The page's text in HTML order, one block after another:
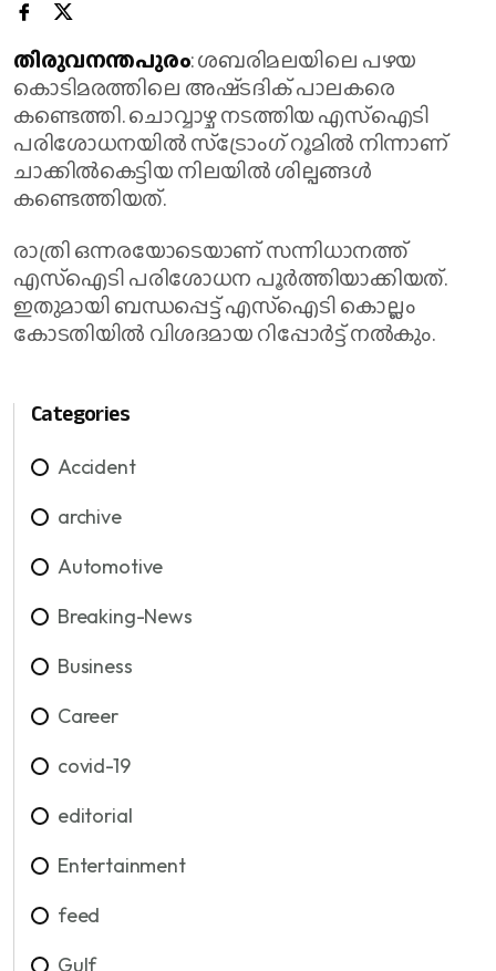
തിരുവനന്തപുരം: ശബരിമലയിലെ പഴയ
കൊടിമരത്തിലെ അഷ്‌ടദിക് പാലകരെ
കണ്ടെത്തി. ചൊവ്വാഴ്ച നടത്തിയ എസ്ഐടി
പരിശോധനയിൽ സ്ട്രോംഗ് റൂമിൽ നിന്നാണ്
ചാക്കിൽകെട്ടിയ നിലയിൽ ശില്പങ്ങൾ
കണ്ടെത്തിയത്.
രാത്രി ഒന്നരയോടെയാണ് സന്നിധാനത്ത്
എസ്ഐടി പരിശോധന പൂർത്തിയാക്കിയത്.
ഇതുമായി ബന്ധപ്പെട്ട് എസ്ഐടി കൊല്ലം
കോടതിയിൽ വിശദമായ റിപ്പോർട്ട് നൽകും.
Categories
Accident
archive
Automotive
Breaking-News
Business
Career
covid-19
editorial
Entertainment
feed
Gulf